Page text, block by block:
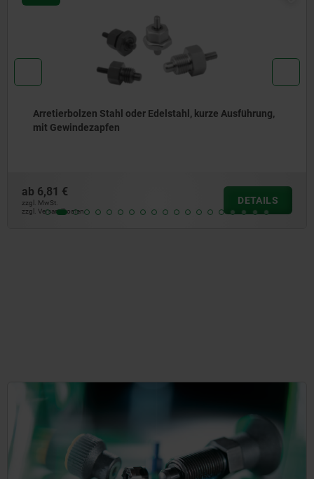
Arretierbolzen Stahl oder Edelstahl, mit Edelstahl-
Zugring
ab4,66 €
zzgl. MwSt.
zzgl. Versandkosten
DETAILS